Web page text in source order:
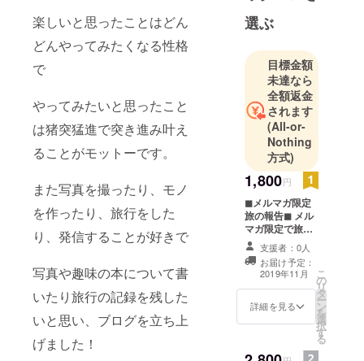
楽しいと思ったことはどん
どんやってみたくなる性格
で
やってみたいと思ったこと
は猪突猛進で突き進み叶え
ることがモットーです。
また写真を撮ったり、モノ
を作ったり、旅行をした
り、発信することが好きで
写真や趣味の本について書
いたり旅行の記録を残した
いと思い、ブログを立ち上
げました！
人2人と一緒
に地図と地
球の歩き方
だけを頼り
に(スマホの
ない時代) エ
ジプトを3週
間旅行し
て、旅の苦
労と楽しさ
に目覚め
る。
現在は拘り
のある商品
を販売する
ため、そし
い仕事を作
選ぶ
目標金額
未達なら
全額返金
されます
(All-or-
Nothing
方式)
1,800円
◼︎メルマガ限定
旅の報告◼︎ メル
マガ限定で旅行
中の様子を報告
させていただき
ます。疑問や質
問などを返信し
ていただけまし
たらメルマガ内
支援者：0人
お届け予定：
2019年11月
詳細を見る
こ
の
リ
タ
ー
ン
を
選
択
す
る